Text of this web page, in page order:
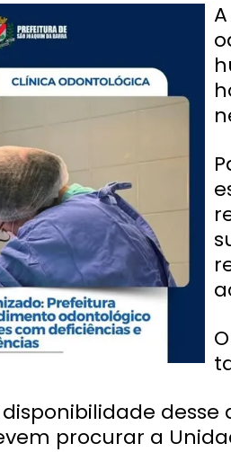
procurar a